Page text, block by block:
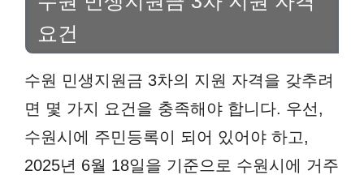
요건
수원 민생지원금 3차의 지원 자격을 갖추려
면 몇 가지 요건을 충족해야 합니다. 우선,
수원시에 주민등록이 되어 있어야 하고,
2025년 6월 18일을 기준으로 수원시에 거주